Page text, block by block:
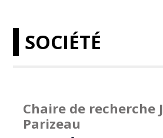
SOCIÉTÉ
Chaire de recherche
Parizeau